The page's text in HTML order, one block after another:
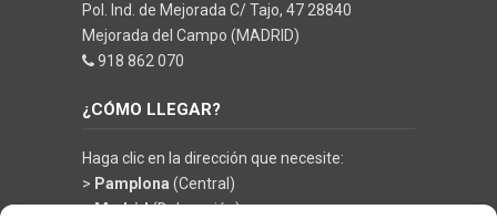
Pol. Ind. de Mejorada C/ Tajo, 47 28840
Mejorada del Campo (MADRID)
918 862 070
¿CÓMO LLEGAR?
Haga clic en la dirección que necesite:
> Pamplona (Central)
>Madrid(Delegación)